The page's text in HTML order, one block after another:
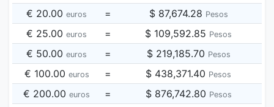
€ 20.00 euros = $ 87,674.28 Pesos
€ 25.00 euros = $ 109,592.85 Pesos
€ 50.00 euros = $ 219,185.70 Pesos
€ 100.00 euros = $ 438,371.40 Pesos
€ 200.00 euros = $ 876,742.80 Pesos